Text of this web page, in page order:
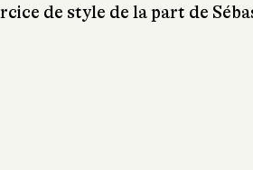
de style de la part de